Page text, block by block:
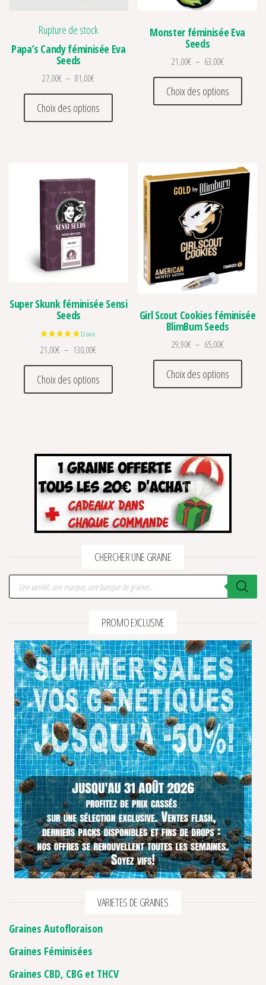
Rupture de stock
Papa’s Candy féminisée Eva
Seeds
27,00€ – 81,00€Plage de prix : 27,00€ à 81,00€
Choix des options
Ce produit a plusieurs variations. Les
Monster féminisée Eva
Seeds
21,00€ – 63,00€Plage de prix
Choix des options
Ce
Super Skunk féminisée Sensi
Seeds
21,00€ – 130,00€Plage de prix : 21,00€ à 130,00€
Choix des options
Ce produit a plusieurs variations. Les
Girl Scout Cookies féminisée
BlimBurn Seeds
29,90€ – 65,00€Plage de prix
Choix des options
Ce
CHERCHER UNE GRAINE
Recherche de produits
PROMO EXCLUSIVE
VARIETES DE GRAINES
Graines Autofloraison
Graines Féminisées
Graines CBD, CBG et THCV